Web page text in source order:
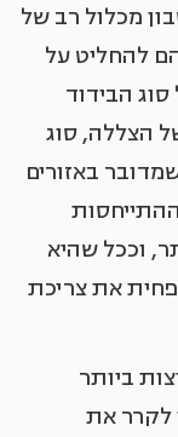
מכלול רב של
להחליט על
סוג הבידוד
הצללה, סוג
באזורים
וככל שהיא
את צריכת
ביותר
לקרר את